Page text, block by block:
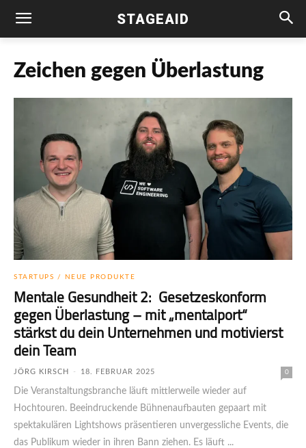
STAGEAID
Zeichen gegen Überlastung
STARTUPS / NEUE PRODUKTE
Mentale Gesundheit 2: Gesetzeskonform
gegen Überlastung – mit „mental­port“
stärkst du dein Unter­nehmen und motivierst
dein Team
JÖRG KIRSCH - 18. FEBRUAR 2025 0
Die Veranstaltungsbranche läuft mittlerweile wieder auf
Hochtouren. Beeindruckende Bühnenaufbauten gepaart mit
spektakulären Lightshows präsentieren unvergessliche Events, die
das Publikum wieder in ihren Bann ziehen. Es läuft ...